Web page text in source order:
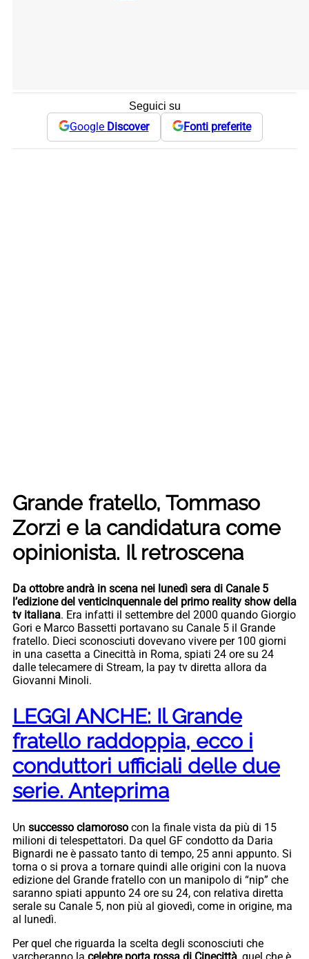
Seguici su
Google Discover Fonti preferite
Grande fratello, Tommaso
Zorzi e la candidatura come
opinionista. Il retroscena
Da ottobre andrà in scena nei lunedì sera di Canale 5
l’edizione del venticinquennale del primo reality show della
tv italiana. Era infatti il settembre del 2000 quando Giorgio
Gori e Marco Bassetti portavano su Canale 5 il Grande
fratello. Dieci sconosciuti dovevano vivere per 100 giorni
in una casetta a Cinecittà in Roma, spiati 24 ore su 24
dalle telecamere di Stream, la pay tv diretta allora da
Giovanni Minoli.
LEGGI ANCHE: Il Grande
fratello raddoppia, ecco i
conduttori ufficiali delle due
serie. Anteprima
Un successo clamoroso con la finale vista da più di 15
milioni di telespettatori. Da quel GF condotto da Daria
Bignardi ne è passato tanto di tempo, 25 anni appunto. Si
torna o si prova a tornare quindi alle origini con la nuova
edizione del Grande fratello con un manipolo di “nip” che
saranno spiati appunto 24 ore su 24, con relativa diretta
serale su Canale 5, non più al giovedì, come in origine, ma
al lunedì.
Per quel che riguarda la scelta degli sconosciuti che